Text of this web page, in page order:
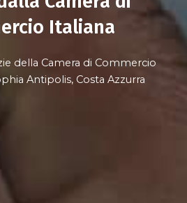
Italiana
della Camera di Commercio
Antipolis, Costa Azzurra